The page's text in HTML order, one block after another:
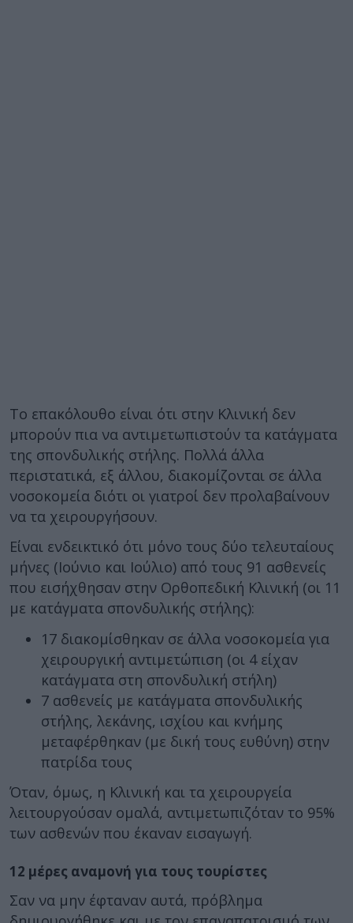
Το επακόλουθο είναι ότι στην Κλινική δεν
μπορούν πια να αντιμετωπιστούν τα κατάγματα
της σπονδυλικής στήλης. Πολλά άλλα
περιστατικά, εξ άλλου, διακομίζονται σε άλλα
νοσοκομεία διότι οι γιατροί δεν προλαβαίνουν
να τα χειρουργήσουν.
Είναι ενδεικτικό ότι μόνο τους δύο τελευταίους
μήνες (Ιούνιο και Ιούλιο) από τους 91 ασθενείς
που εισήχθησαν στην Ορθοπεδική Κλινική (οι 11
με κατάγματα σπονδυλικής στήλης):
17 διακομίσθηκαν σε άλλα νοσοκομεία για
χειρουργική αντιμετώπιση (οι 4 είχαν
κατάγματα στη σπονδυλική στήλη)
7 ασθενείς με κατάγματα σπονδυλικής
στήλης, λεκάνης, ισχίου και κνήμης
μεταφέρθηκαν (με δική τους ευθύνη) στην
πατρίδα τους
Όταν, όμως, η Κλινική και τα χειρουργεία
λειτουργούσαν ομαλά, αντιμετωπιζόταν το 95%
των ασθενών που έκαναν εισαγωγή.
12 μέρες αναμονή για τους τουρίστες
Σαν να μην έφταναν αυτά, πρόβλημα